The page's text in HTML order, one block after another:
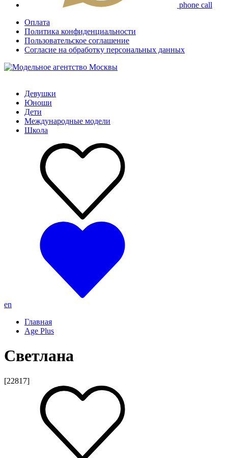
phone call
Оплата
Политика конфиденциальности
Пользовательское соглашение
Согласие на обработку персональных данных
Девушки
Юноши
Дети
Международные модели
Школа
en
Главная
Age Plus
Светлана
[22817]